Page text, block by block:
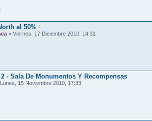
al 50%
» Viernes, 17 Diciembre 2010, 14:31
- Sala De Monumentos Y Recompensas
15 Noviembre 2010, 17:33